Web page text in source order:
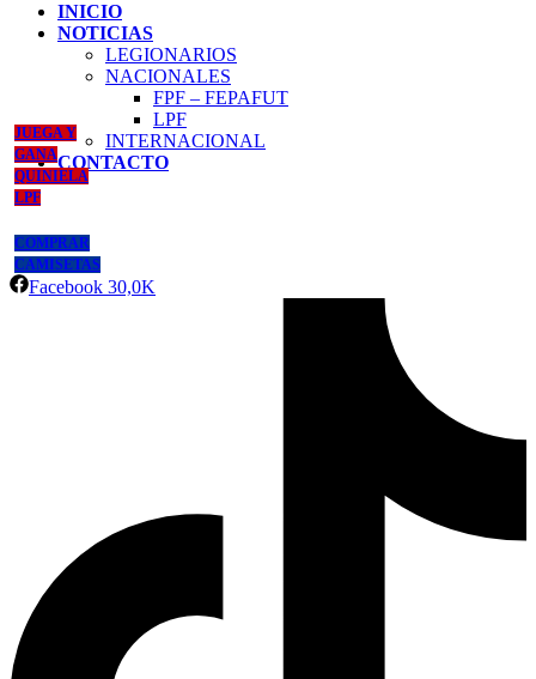
INICIO
NOTICIAS
LEGIONARIOS
NACIONALES
FPF – FEPAFUT
LPF
INTERNACIONAL
CONTACTO
JUEGA Y
GANA
QUINIELA
LPF
COMPRAR
CAMISETAS
Facebook 30,0K